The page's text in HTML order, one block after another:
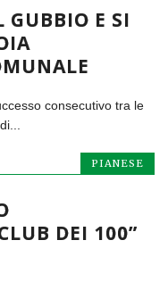
GUBBIO E SI
consecutivo tra le
PIANESE
DEI 100”